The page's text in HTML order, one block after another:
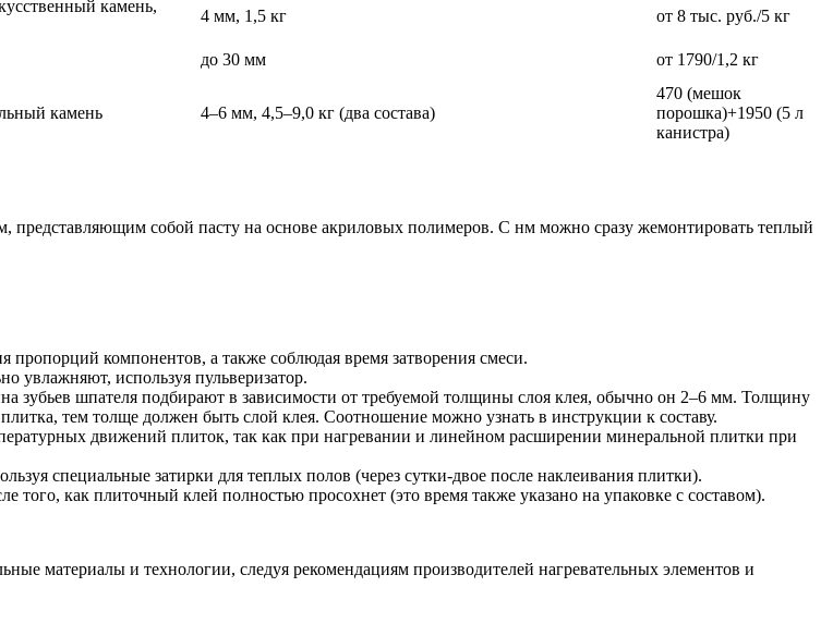
камень,
4 мм, 1,5 кг от 8 тыс. руб./5 кг
до 30 мм от 1790/1,2 кг
камень 4–6 мм, 4,5–9,0 кг (два состава)
470 (мешок
порошка)+1950 (5 л
канистра)
представляющим собой пасту на основе акриловых полимеров. С нм можно сразу жемонтировать теплый
пропорций компонентов, а также соблюдая время затворения смеси.
увлажняют, используя пульверизатор.
зубьев шпателя подбирают в зависимости от требуемой толщины слоя клея, обычно он 2–6 мм. Толщину
тем толще должен быть слой клея. Соотношение можно узнать в инструкции к составу.
движений плиток, так как при нагревании и линейном расширении минеральной плитки при
специальные затирки для теплых полов (через сутки-двое после наклеивания плитки).
того, как плиточный клей полностью просохнет (это время также указано на упаковке с составом).
материалы и технологии, следуя рекомендациям производителей нагревательных элементов и